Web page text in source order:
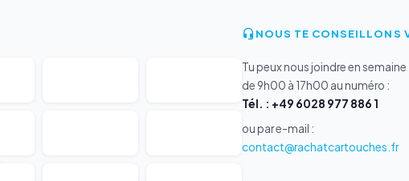
NOUS TE CONSEILLONS
Tu peux nous joindre en semaine
de 9h00 à 17h00 au numéro :
Tél. : +49 6028 977 886 1
ou par e-mail :
contact@rachatcartouches.fr